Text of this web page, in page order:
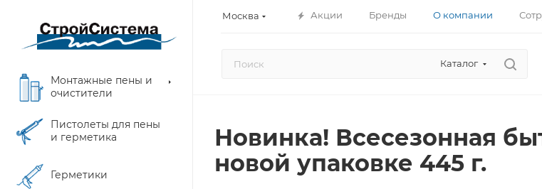
Москва Акции Бренды О компании
Каталог
Монтажные пены и
очистители
Пистолеты для пены
и герметика
Герметики
Новинка! Всесезонная
новой упаковке 445 г.